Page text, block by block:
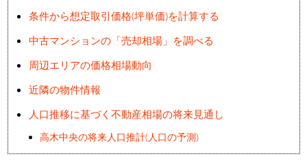
条件から想定取引価格(坪単価)を計算する
中古マンションの「売却相場」を調べる
周辺エリアの価格相場動向
近隣の物件情報
人口推移に基づく不動産相場の将来見通し
高木中央の将来人口推計(人口の予測)